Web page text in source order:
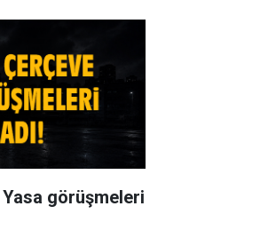
görüşmeleri